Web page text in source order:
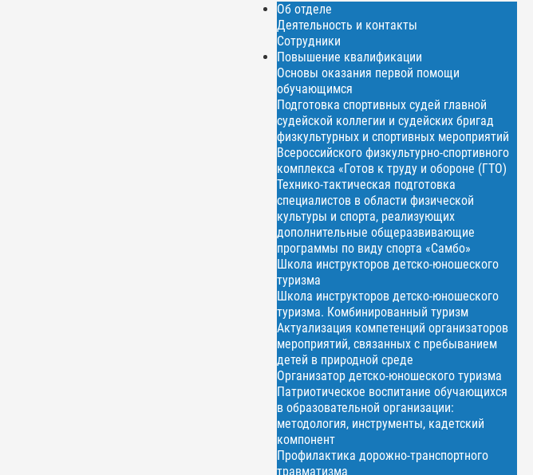
Об отделе
Деятельность и контакты
Сотрудники
Повышение квалификации
Основы оказания первой помощи
обучающимся
Подготовка спортивных судей главной
судейской коллегии и судейских бригад
физкультурных и спортивных мероприятий
Всероссийского физкультурно-спортивного
комплекса «Готов к труду и обороне (ГТО)
Технико-тактическая подготовка
специалистов в области физической
культуры и спорта, реализующих
дополнительные общеразвивающие
программы по виду спорта «Самбо»
Школа инструкторов детско-юношеского
туризма
Школа инструкторов детско-юношеского
туризма. Комбинированный туризм
Актуализация компетенций организаторов
мероприятий, связанных с пребыванием
детей в природной среде
Организатор детско-юношеского туризма
Патриотическое воспитание обучающихся
в образовательной организации:
методология, инструменты, кадетский
компонент
Профилактика дорожно-транспортного
травматизма